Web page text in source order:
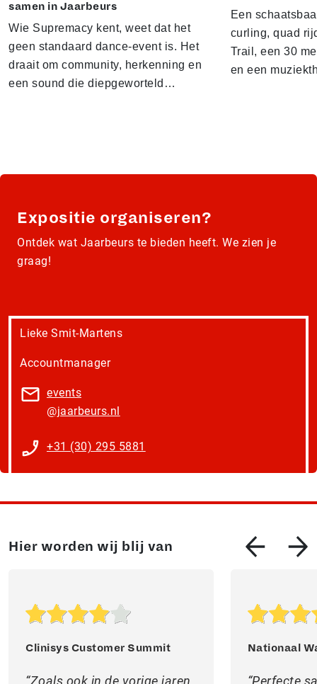
samen in Jaarbeurs
Wie Supremacy kent, weet dat het
geen standaard dance-event is. Het
draait om community, herkenning en
een sound die diepgeworteld…
Een
curling, quad
Trail, een 30
en een
Expositie organiseren?
Ontdek wat Jaarbeurs te bieden heeft. We zien je
graag!
Lieke Smit-Martens
Accountmanager
events​
@jaarbeurs.nl
+31 (30) 295 5881
Hier worden wij blij van
Clinisys Customer Summit
Zoals ook in de vorige jaren,
Nationaal
Perfecte